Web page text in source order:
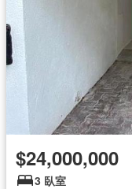
$24,000,000
3 臥室